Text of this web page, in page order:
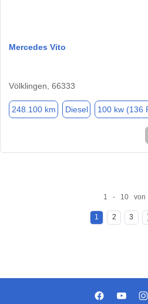
Mercedes Vito
Völklingen, 66333
248.100 km Diesel 100 kw (136
1 - 10 von
1 2 3